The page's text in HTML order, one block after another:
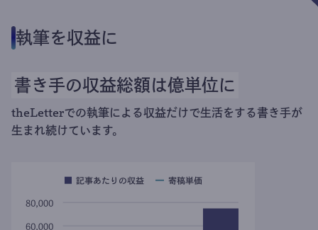
執筆を収益に
書き手の収益総額は億単位に
theLetterでの執筆による収益だけで生活をする書き手が
生まれ続けています。